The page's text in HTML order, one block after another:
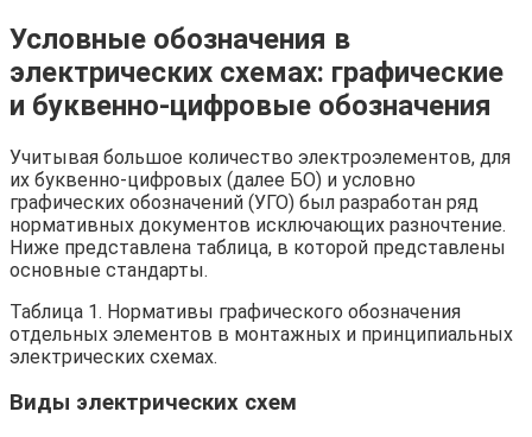
Условные обозначения в
электрических схемах: графические
и буквенно-цифровые обозначения
Учитывая большое количество электроэлементов, для
их буквенно-цифровых (далее БО) и условно
графических обозначений (УГО) был разработан ряд
нормативных документов исключающих разночтение.
Ниже представлена таблица, в которой представлены
основные стандарты.
Таблица 1. Нормативы графического обозначения
отдельных элементов в монтажных и принципиальных
электрических схемах.
Виды электрических схем